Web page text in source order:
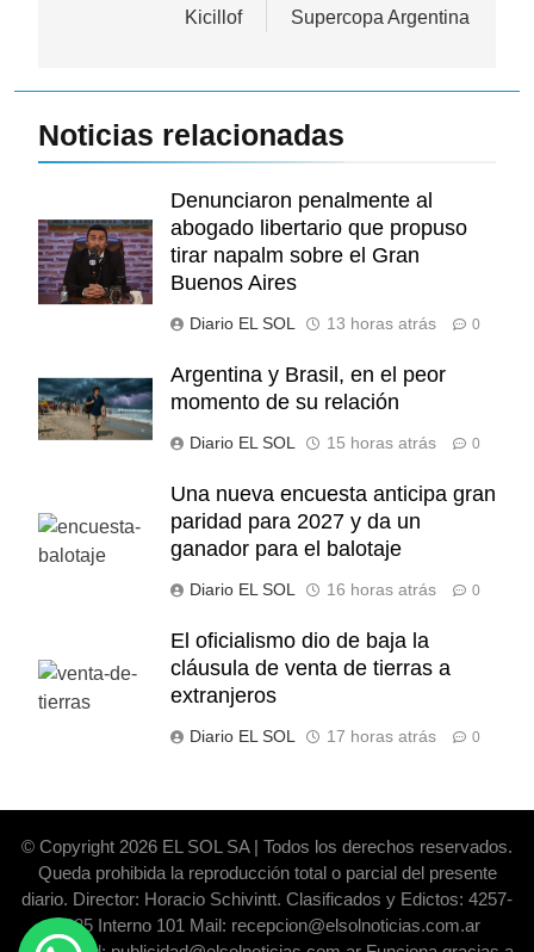
Kicillof
Supercopa Argentina
Noticias relacionadas
Denunciaron penalmente al
abogado libertario que propuso
tirar napalm sobre el Gran
Buenos Aires
Diario EL SOL 13 horas atrás 0
Argentina y Brasil, en el peor
momento de su relación
Diario EL SOL 15 horas atrás 0
Una nueva encuesta anticipa gran
paridad para 2027 y da un
ganador para el balotaje
Diario EL SOL 16 horas atrás 0
El oficialismo dio de baja la
cláusula de venta de tierras a
extranjeros
Diario EL SOL 17 horas atrás 0
© Copyright 2026 EL SOL SA | Todos los derechos reservados.
Queda prohibida la reproducción total o parcial del presente
diario. Director: Horacio Schivintt. Clasificados y Edictos: 4257-
6325 Interno 101 Mail: recepcion@elsolnoticias.com.ar